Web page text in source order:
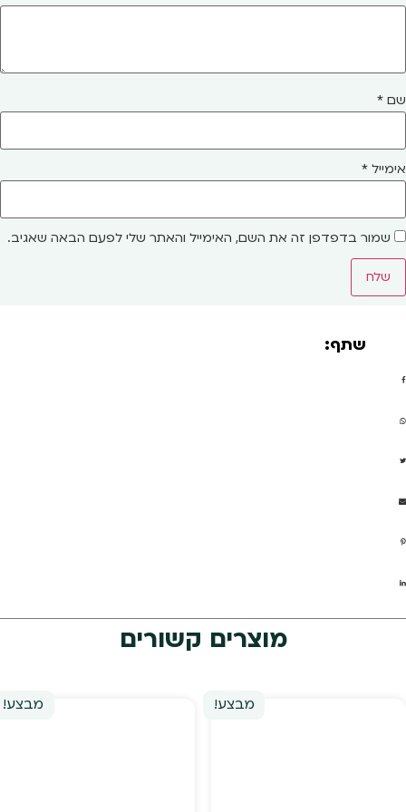
שם *
אימייל *
שמור בדפדפן זה את השם, האימייל והאתר שלי לפעם הבאה שאגיב.
שתף:
מוצרים קשורים
מבצע! מבצע!